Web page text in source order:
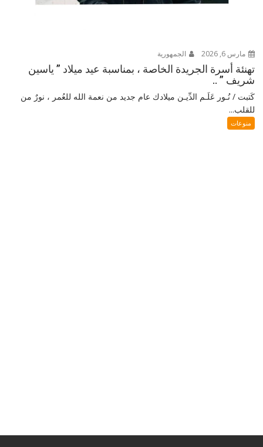
مارس 6, 2026 الجمهورية
تهنئة أسرة الجريدة الخاصة ، بمناسبة عيد ميلاد ” ياسين
شريف ” ..
كَتبت / نُـور عَلَـم الدِّيـن ميلادك عام جديد من نعمة الله للعُمر ، نورٌ من
للقلب...
منوعات